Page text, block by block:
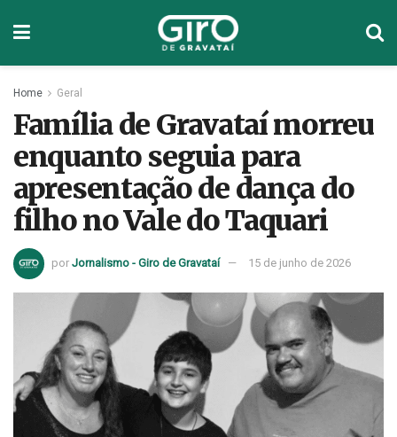
Home Geral
Família de Gravataí morreu
enquanto seguia para
apresentação de dança do
filho no Vale do Taquari
por Jornalismo - Giro de Gravataí 15 de junho de 2026